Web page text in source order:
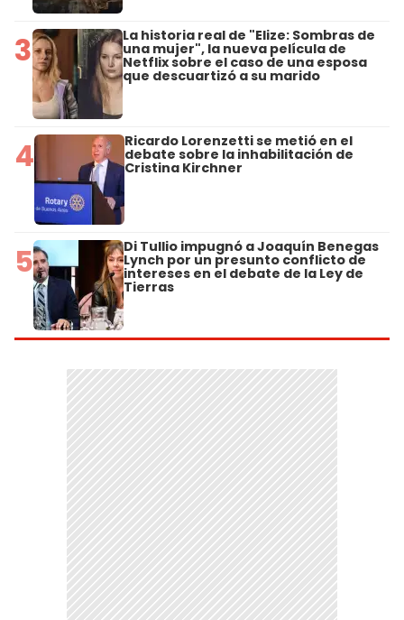
3 La historia real de "Elize: Sombras de
una mujer", la nueva película de
Netflix sobre el caso de una esposa
que descuartizó a su marido
4 Ricardo Lorenzetti se metió en el
debate sobre la inhabilitación de
Cristina Kirchner
5 Di Tullio impugnó a Joaquín Benegas
Lynch por un presunto conflicto de
intereses en el debate de la Ley de
Tierras